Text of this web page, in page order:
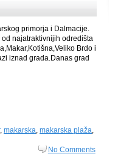
primorja i Dalmacije.
najatraktivnijih odredišta
Brdo i
iznad grada.Danas grad
, makarska makarska plaža
No Comments